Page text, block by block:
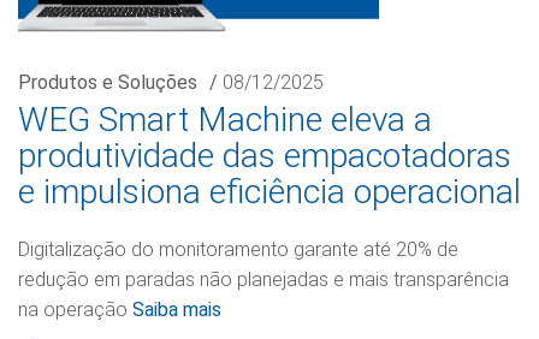
Produtos e Soluções / 08/12/2025
WEG Smart Machine eleva a
produtividade das empacotadoras
e impulsiona eficiência operacional
Digitalização do monitoramento garante até 20% de
redução em paradas não planejadas e mais transparência
na operação Saiba mais